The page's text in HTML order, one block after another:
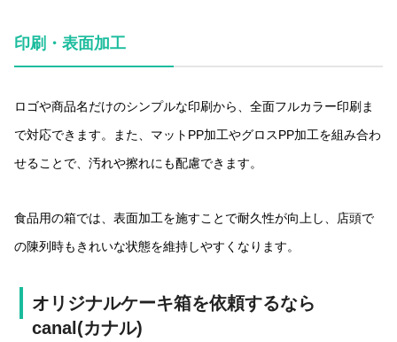
印刷・表面加工
ロゴや商品名だけのシンプルな印刷から、全面フルカラー印刷ま
で対応できます。また、マットPP加工やグロスPP加工を組み合わ
せることで、汚れや擦れにも配慮できます。
食品用の箱では、表面加工を施すことで耐久性が向上し、店頭で
の陳列時もきれいな状態を維持しやすくなります。
オリジナルケーキ箱を依頼するなら
canal(カナル)